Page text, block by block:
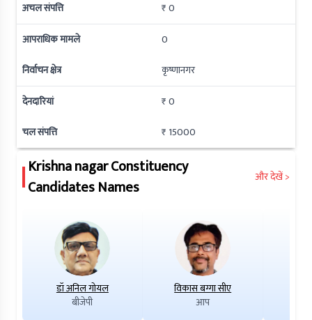
अचल संपत्ति
₹ 0
आपराधिक मामले
0
निर्वाचन क्षेत्र
कृष्णानगर
देनदारियां
₹ 0
चल संपत्ति
₹ 15000
Krishna nagarConstituency
Candidates Names
और देखें >
डॉ अनिल गोयल
बीजेपी
विकास बग्गा सीए
आप